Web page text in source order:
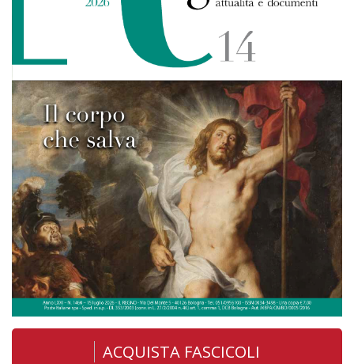
ACQUISTA FASCICOLI